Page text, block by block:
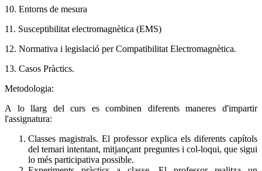
10. Entorns de mesura
11. Susceptibilitat electromagnètica (EMS)
12. Normativa i legislació per Compatibilitat Electromagnètica.
13. Casos Pràctics.
Metodologia:
A lo llarg del curs es combinen diferents maneres d'impartir
l'assignatura:
Classes magistrals. El professor explica els diferents capítols
del temari intentant, mitjançant preguntes i col-loqui, que sigui
lo més participativa possible.